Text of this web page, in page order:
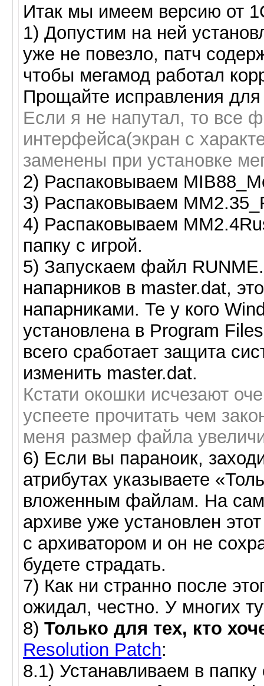
Итак мы имеем версию от
1) Допустим на ней
уже не повезло, патч
чтобы мегамод работал
Прощайте исправления
Если я не напутал, то все
интерфейса(экран с
заменены при установке
2) Распаковываем
3) Распаковываем
4) Распаковываем
папку с игрой.
5) Запускаем файл
напарников в master.dat,
напарниками. Те у кого
установлена в Program
всего сработает защита
изменить master.dat.
Кстати окошки исчезают
успеете прочитать чем
меня размер файла
6) Если вы параноик,
атрибутах указываете
вложенным файлам. На
архиве уже установлен
с архиватором и он не
будете страдать.
7) Как ни странно после
ожидал, честно. У многих
8) Только для тех, кто
Resolution Patch:
8.1) Устанавливаем в папку